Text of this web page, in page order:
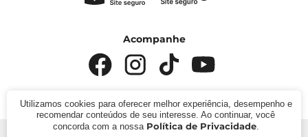
Acompanhe
Utilizamos cookies para oferecer melhor experiência, desempenho e
recomendar conteúdos de seu interesse. Ao continuar, você
concorda com a nossa Política de Privacidade.